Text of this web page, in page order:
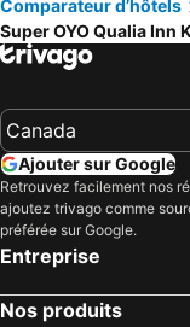
Comparateur d’hôtels
Super OYO Qualia Inn
Ajouter sur Google
Retrouvez facilement nos
ajoutez trivago comme
préférée sur Google.
Entreprise
Nos produits